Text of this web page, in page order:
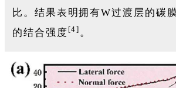
比。结果表明拥有W过渡层的碳
的结合强度 [4] 。